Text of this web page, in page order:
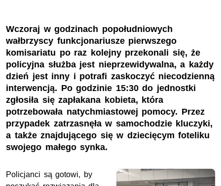
Wczoraj w godzinach popołudniowych
wałbrzyscy funkcjonariusze pierwszego
komisariatu po raz kolejny przekonali się, że
policyjna służba jest nieprzewidywalna, a każdy
dzień jest inny i potrafi zaskoczyć niecodzienną
interwencją. Po godzinie 15:30 do jednostki
zgłosiła się zapłakana kobieta, która
potrzebowała natychmiastowej pomocy. Przez
przypadek zatrzasnęła w samochodzie kluczyki,
a także znajdującego się w dziecięcym foteliku
swojego małego synka.
Policjanci są gotowi, by